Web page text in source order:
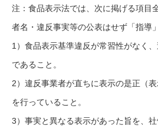
注：食品表示法では、次に掲げる項目
者名・違反事実等の公表はせず「指導
1）食品表示基準違反が常習性がなく
であること。
2）違反事業者が直ちに表示の是正（表
を行っていること。
3）事実と異なる表示があった旨を、